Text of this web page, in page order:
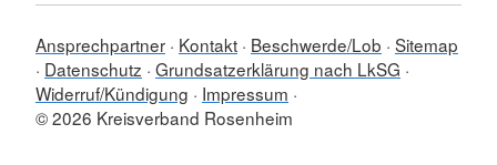
Ansprechpartner Kontakt Beschwerde/Lob Sitemap
Datenschutz Grundsatzerklärung nach LkSG
Widerruf/Kündigung
Impressum
© 2026 Kreisverband Rosenheim